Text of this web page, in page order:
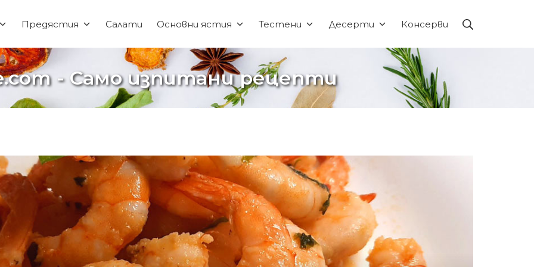
Предястия Салати Основни ястия Тестени Десерти Консерви
- Само изпитани рецепти